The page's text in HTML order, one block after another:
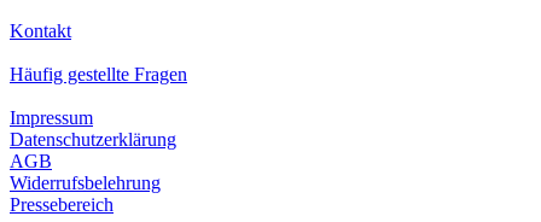
Kontakt
Häufig gestellte Fragen
Impressum
Datenschutzerklärung
AGB
Widerrufsbelehrung
Pressebereich